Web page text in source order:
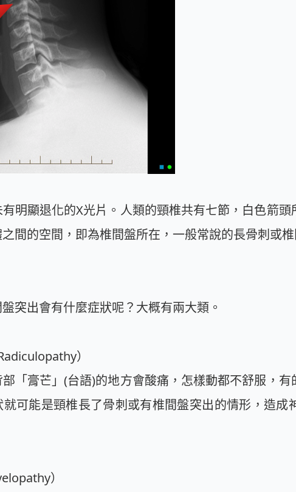
明顯退化的X光片。人類的頸椎共有七節，白色箭
間的空間，即為椎間盤所在，一般常說的長骨刺或
突出會有什麼症狀呢？大概有兩大類。
）
「膏芒」(台語)的地方會酸痛，怎樣動都不舒服，
可能是頸椎長了骨刺或有椎間盤突出的情形，造
）